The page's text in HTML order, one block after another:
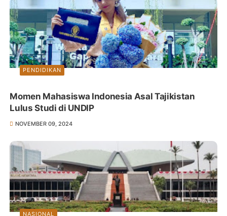
PENDIDIKAN
Momen Mahasiswa Indonesia Asal Tajikistan
Lulus Studi di UNDIP
NOVEMBER 09, 2024
NASIONAL